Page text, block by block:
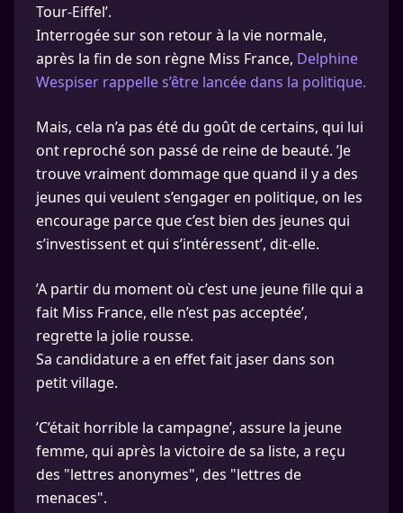
Tour-Eiffel’.
Interrogée sur son retour à la vie normale,
après la fin de son règne Miss France, Delphine
Wespiser rappelle s’être lancée dans la politique.
Mais, cela n’a pas été du goût de certains, qui lui
ont reproché son passé de reine de beauté. ’Je
trouve vraiment dommage que quand il y a des
jeunes qui veulent s’engager en politique, on les
encourage parce que c’est bien des jeunes qui
s’investissent et qui s’intéressent’, dit-elle.
’A partir du moment où c’est une jeune fille qui a
fait Miss France, elle n’est pas acceptée’,
regrette la jolie rousse.
Sa candidature a en effet fait jaser dans son
petit village.
’C’était horrible la campagne’, assure la jeune
femme, qui après la victoire de sa liste, a reçu
des "lettres anonymes", des "lettres de
menaces".